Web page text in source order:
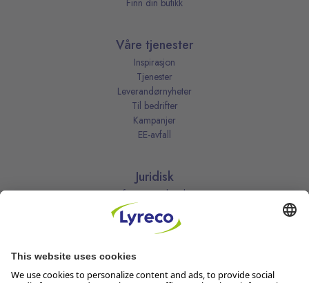
Finn din butikk
Våre tjenester
Inspirasjon
Tjenester
Leverandørnyheter
Til bedrifter
Kampanjer
EE-avfall
Juridisk
Informasjonskapsler
Kjøpsbetingelser
Personvernerklæring
Vilkår
Vilkår for kundeklubben